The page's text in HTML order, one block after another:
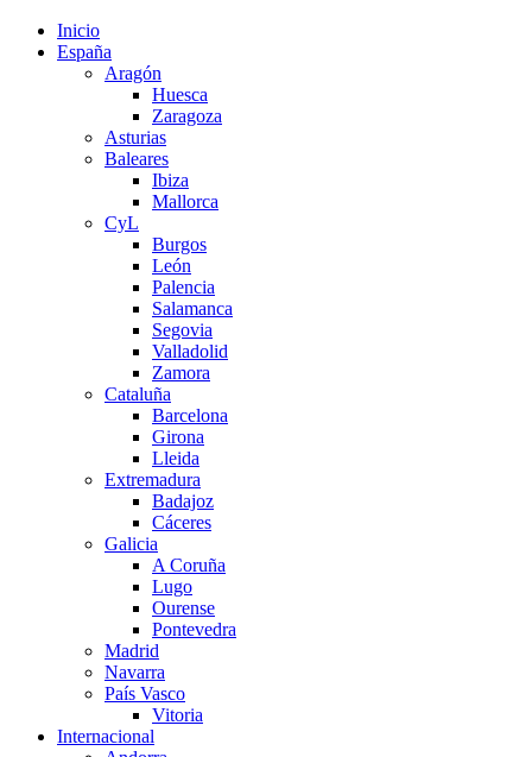
Close
Menu
Inicio
España
Aragón
Huesca
Zaragoza
Asturias
Baleares
Ibiza
Mallorca
CyL
Burgos
León
Palencia
Salamanca
Segovia
Valladolid
Zamora
Cataluña
Barcelona
Girona
Lleida
Extremadura
Badajoz
Cáceres
Galicia
A Coruña
Lugo
Ourense
Pontevedra
Madrid
Navarra
País Vasco
Vitoria
Internacional